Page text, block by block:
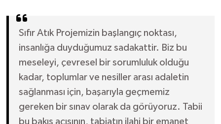
Sıfır Atık Projemizin başlangıç noktası,
insanlığa duyduğumuz sadakattir. Biz bu
meseleyi, çevresel bir sorumluluk olduğu
kadar, toplumlar ve nesiller arası adaletin
sağlanması için, başarıyla geçmemiz
gereken bir sınav olarak da görüyoruz. Tabii
bu bakış açısının, tabiatın ilahi bir emanet